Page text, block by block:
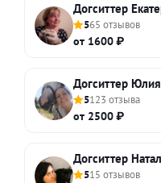
Догситтер
565 отзывов
от 1600 ₽
Догситтер
5123 отзыва
от 2500 ₽
Догситтер
515 отзывов